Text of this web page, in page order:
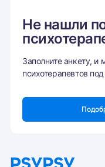
Не нашли
Заполните анкету,
психотерапевтов